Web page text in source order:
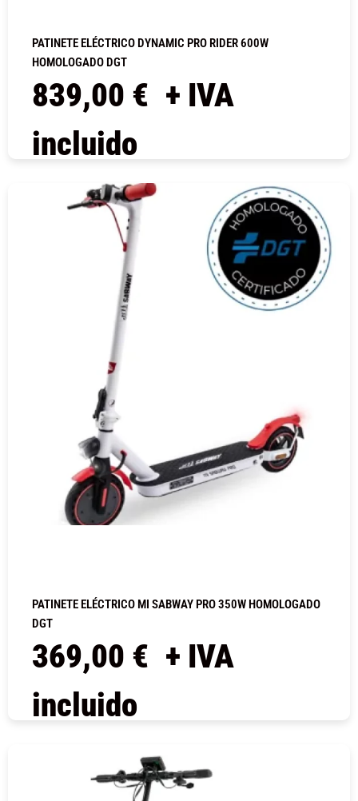
PATINETE ELÉCTRICO DYNAMIC PRO RIDER 600W
HOMOLOGADO DGT
839,00 € + IVA
incluido
COMPRAR
PATINETE ELÉCTRICO MI SABWAY PRO 350W HOMOLOGADO
DGT
369,00 € + IVA
incluido